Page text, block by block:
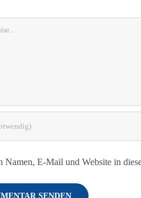
Namen, E-Mail und Website in